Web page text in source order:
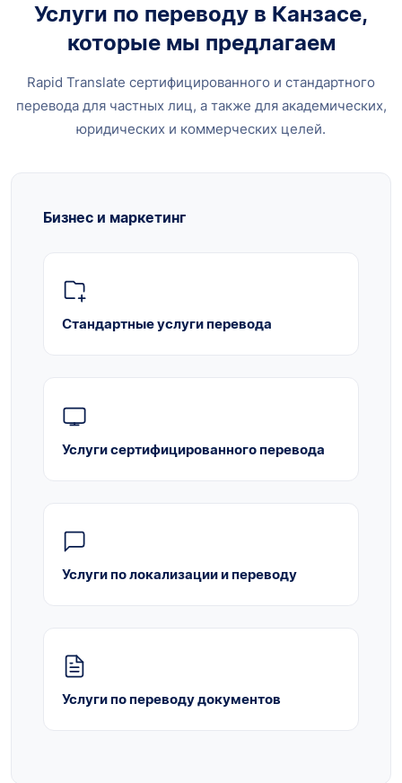
Услуги по переводу в Канзасе,
которые мы предлагаем
Rapid Translate сертифицированного и стандартного
перевода для частных лиц, а также для академических,
юридических и коммерческих целей.
Бизнес и маркетинг
Стандартные услуги перевода
Услуги сертифицированного перевода
Услуги по локализации и переводу
Услуги по переводу документов